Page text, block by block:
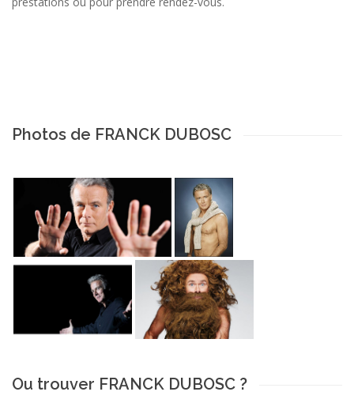
Photos de FRANCK DUBOSC
Ou trouver FRANCK DUBOSC ?